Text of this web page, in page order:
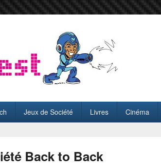
Jeux de Société Livres Cinéma
Back to Back